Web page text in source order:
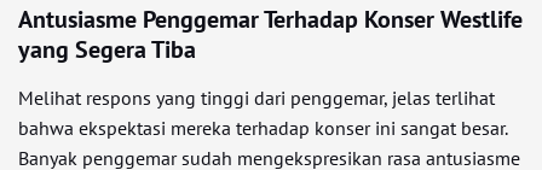
Antusiasme Penggemar Terhadap Konser Westlife
yang Segera Tiba
Melihat respons yang tinggi dari penggemar, jelas terlihat
bahwa ekspektasi mereka terhadap konser ini sangat besar.
Banyak penggemar sudah mengekspresikan rasa antusiasme